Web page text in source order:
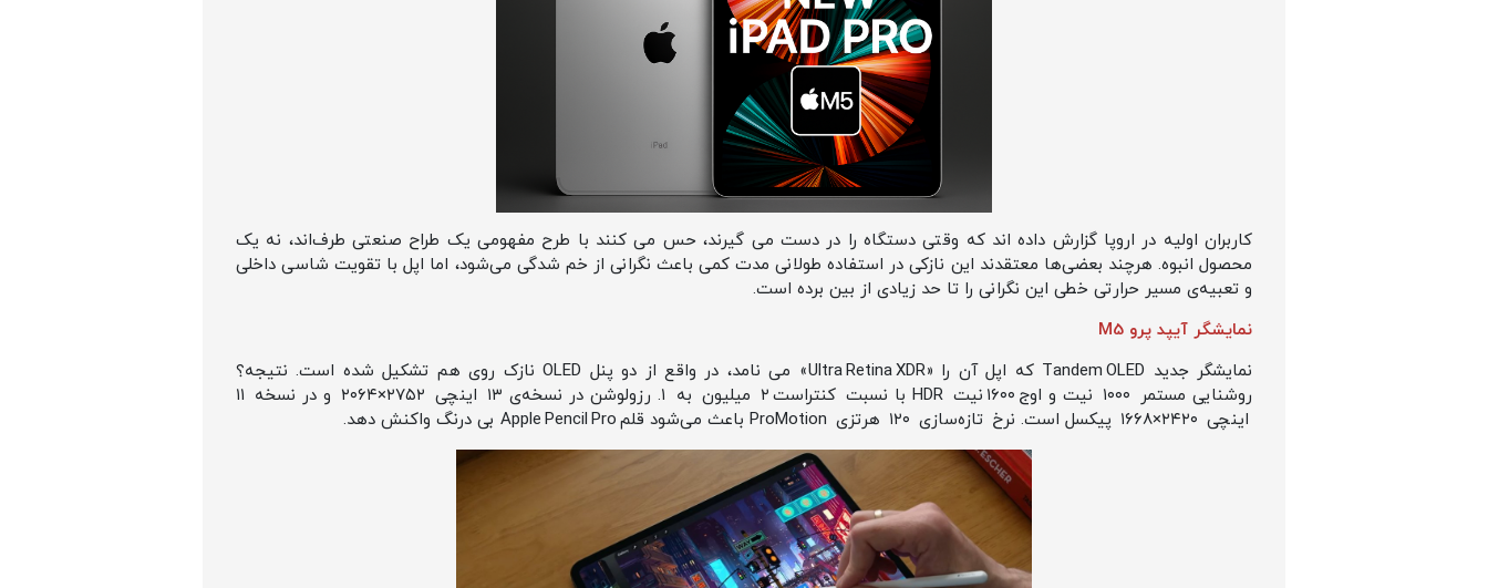
کاربران اولیه در اروپا گزارش داده‌ اند که وقتی دستگاه را در دست می‌ گیرند، حس می‌ کنند با طرح مفهومی یک طراح صنعتی طرف‌اند، نه یک
محصول انبوه. هرچند بعضی‌ها معتقدند این نازکی در استفاده‌ طولانی‌ مدت کمی باعث نگرانی از خم‌ شدگی می‌شود، اما اپل با تقویت شاسی داخلی
و تعبیه‌ی مسیر حرارتی خطی این نگرانی را تا حد زیادی از بین برده است.
نمایشگر آیپد پرو M5
نمایشگر جدید Tandem OLED که اپل آن را «Ultra Retina XDR» می‌ نامد، در واقع از دو پنل OLED نازک روی هم تشکیل شده است. نتیجه؟
روشنایی مستمر ۱۰۰۰ نیت و اوج ۱۶۰۰ نیت HDR با نسبت کنتراست ۲ میلیون به ۱. رزولوشن در نسخه‌ی ۱۳ اینچی ۲۷۵۲×۲۰۶۴ و در نسخه ۱۱
اینچی ۲۴۲۰×۱۶۶۸ پیکسل است. نرخ تازه‌سازی ۱۲۰ هرتزی ProMotion باعث می‌شود قلم Apple Pencil Pro بی‌ درنگ واکنش دهد.